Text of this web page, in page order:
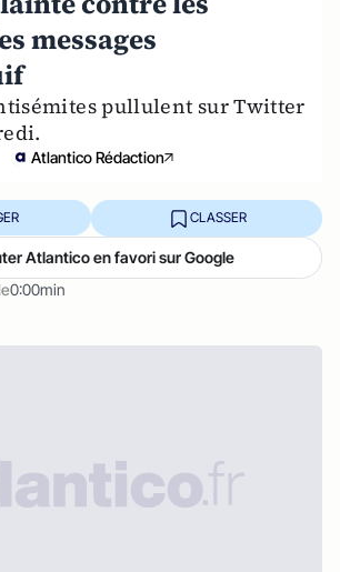
messages
pullulent sur Twitter
Atlantico Rédaction
0:00min
CLASSER
Atlantico en favori sur Google